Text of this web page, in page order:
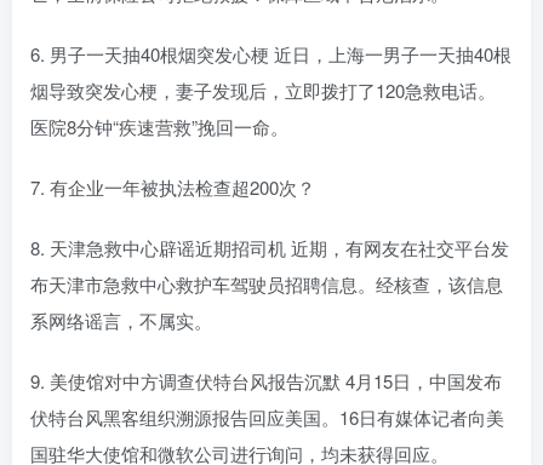
6. 男子一天抽40根烟突发心梗 近日，上海一男子一天抽40根
烟导致突发心梗，妻子发现后，立即拨打了120急救电话。
医院8分钟“疾速营救”挽回一命。
7. 有企业一年被执法检查超200次？
8. 天津急救中心辟谣近期招司机 近期，有网友在社交平台发
布天津市急救中心救护车驾驶员招聘信息。经核查，该信息
系网络谣言，不属实。
9. 美使馆对中方调查伏特台风报告沉默 4月15日，中国发布
伏特台风黑客组织溯源报告回应美国。16日有媒体记者向美
国驻华大使馆和微软公司进行询问，均未获得回应。